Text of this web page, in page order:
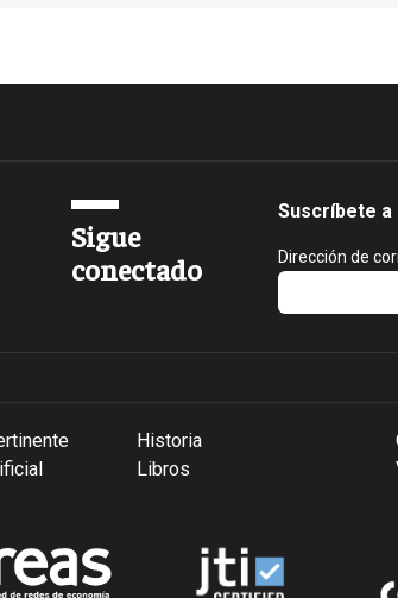
Sigue
conectado
Suscríbete
Dirección de
Historia
Libros